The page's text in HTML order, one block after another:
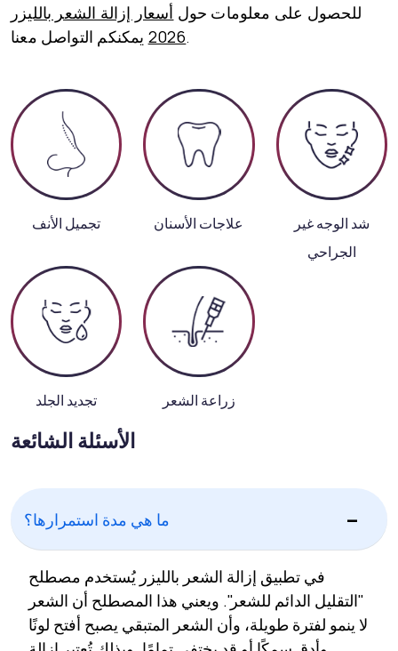
للحصول على معلومات حول أسعار إزالة الشعر بالليزر
2026
تجميل الأنف علاجات الأسنان
شد الوجه غير
الجراحي
تجديد الجلد زراعة الشعر
الأسئلة الشائعة
ما هي مدة استمرارها؟
في تطبيق إزالة الشعر بالليزر يُستخدم مصطلح
"التقليل الدائم للشعر". ويعني هذا المصطلح أن الشعر
لا ينمو لفترة طويلة، وأن الشعر المتبقي يصبح أفتح لونًا